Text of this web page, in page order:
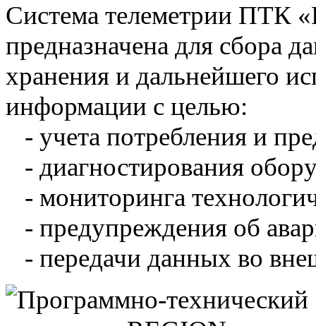
Система телеметрии ПТК
предназначена для сбора
хранения и дальнейшего
информации с целью:
- учета потребления и
- диагностирования
- мониторинга
- предупреждения об
- передачи данных во